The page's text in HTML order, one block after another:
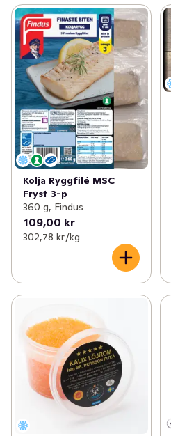
Kolja Ryggfilé MSC
Fryst 3-p
360 g, Findus
109,00 kr
302,78 kr /kg